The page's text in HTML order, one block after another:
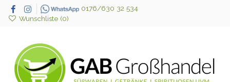
0176/630 32 534
Wunschliste (0)